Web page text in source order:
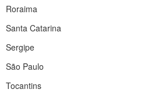
Roraima
Santa Catarina
Sergipe
São Paulo
Tocantins